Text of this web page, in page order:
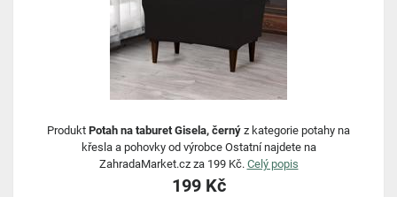
Produkt Potah na taburet Gisela, černý z kategorie potahy na
křesla a pohovky od výrobce Ostatní najdete na
ZahradaMarket.cz za 199 Kč. Celý popis
199 Kč